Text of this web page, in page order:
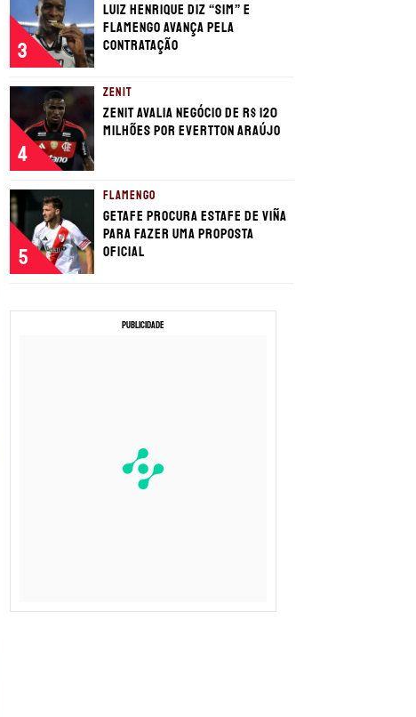
3
Luiz Henrique diz “sim” e
Flamengo avança pela
contratação
4
ZENIT
Zenit avalia negócio de R$ 120
milhões por Evertton Araújo
5
FLAMENGO
Getafe procura estafe de Viña
para fazer uma proposta
oficial